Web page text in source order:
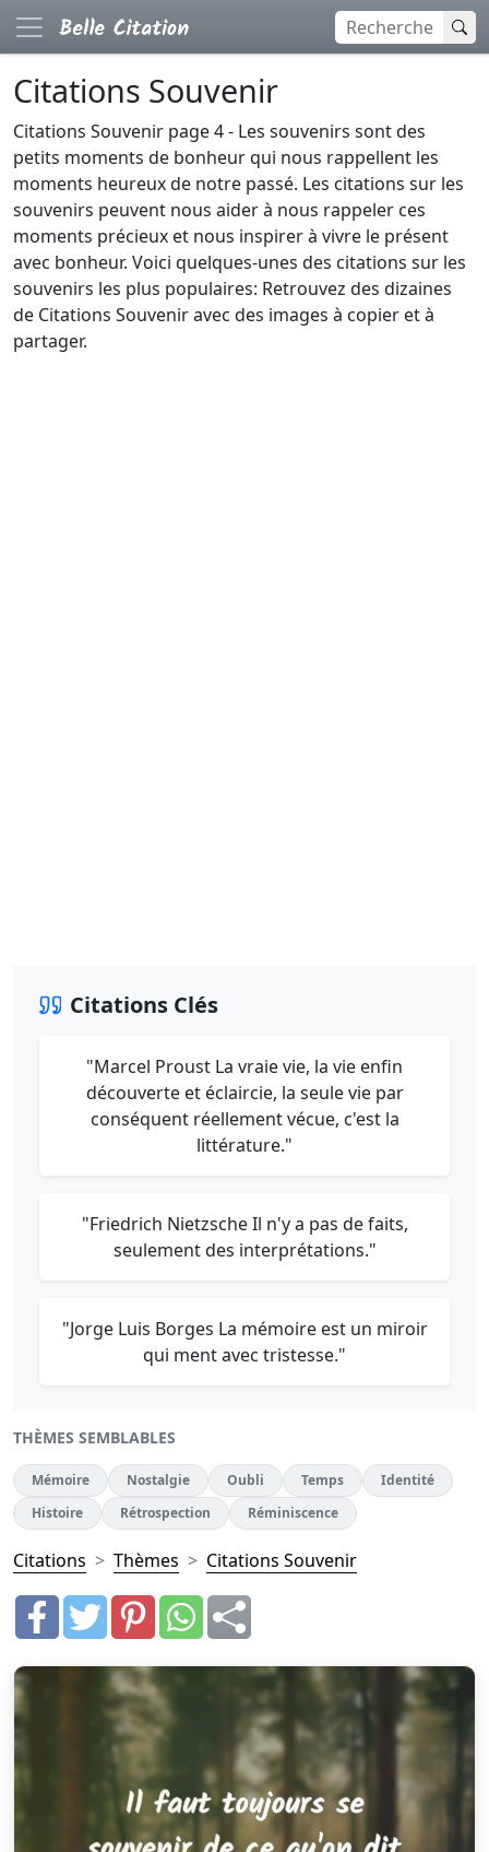
Citations Souvenir
Citations Souvenir page 4 - Les souvenirs sont des
petits moments de bonheur qui nous rappellent les
moments heureux de notre passé. Les citations sur les
souvenirs peuvent nous aider à nous rappeler ces
moments précieux et nous inspirer à vivre le présent
avec bonheur. Voici quelques-unes des citations sur les
souvenirs les plus populaires: Retrouvez des dizaines
de Citations Souvenir avec des images à copier et à
partager.
Citations Clés
"Marcel Proust La vraie vie, la vie enfin
découverte et éclaircie, la seule vie par
conséquent réellement vécue, c'est la
littérature."
"Friedrich Nietzsche Il n'y a pas de faits,
seulement des interprétations."
"Jorge Luis Borges La mémoire est un miroir
qui ment avec tristesse."
THÈMES SEMBLABLES
Mémoire Nostalgie Oubli Temps
Identité
Histoire
Rétrospection Réminiscence
Citations Thèmes Citations Souvenir